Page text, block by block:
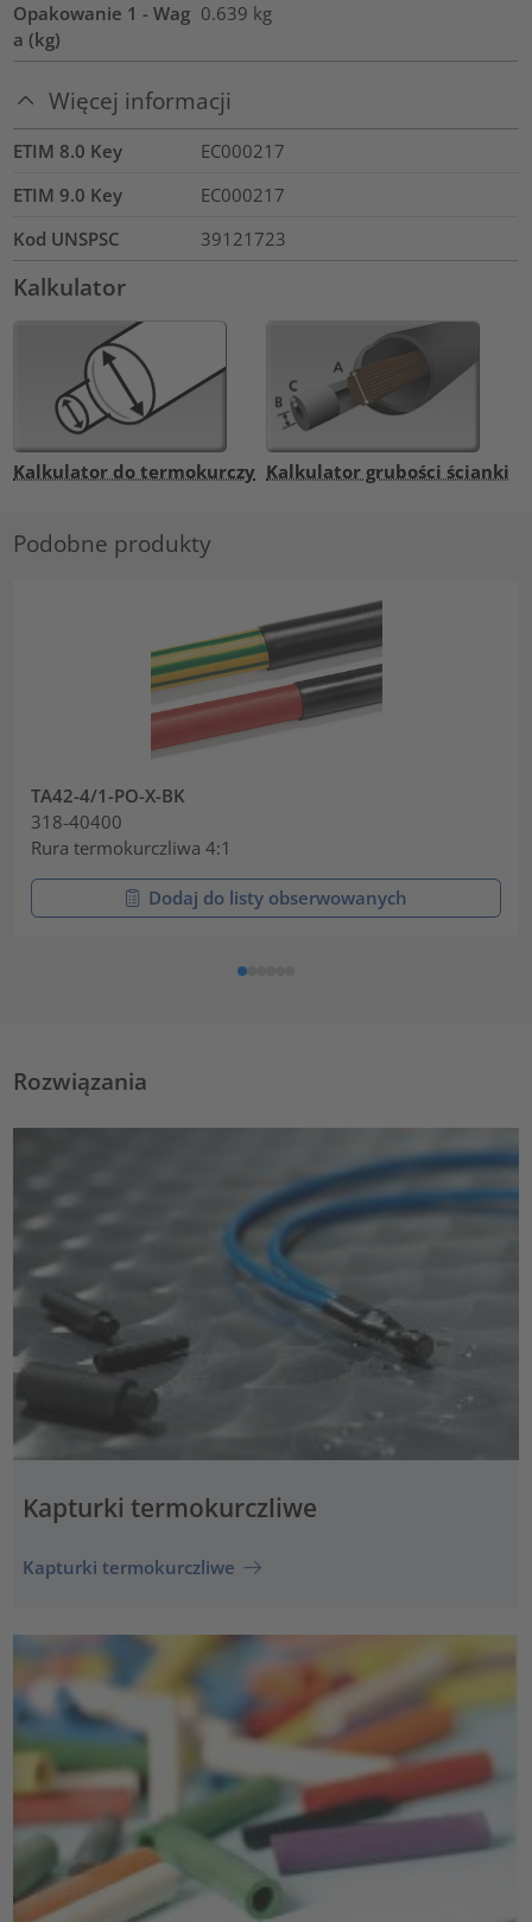
Opakowanie 1 - Wag
a (kg)
0.639 kg
Więcej informacji
ETIM 8.0 Key
EC000217
ETIM 9.0 Key
EC000217
Kod UNSPSC
39121723
Kalkulator
Kalkulator do termokurczy Kalkulator grubości ścianki
Podobne produkty
TA42-4/1-PO-X-BK
318-40400
Rura termokurczliwa 4:1
Dodaj do listy obserwowanych
Rozwiązania
Kapturki termokurczliwe
Kapturki termokurczliwe